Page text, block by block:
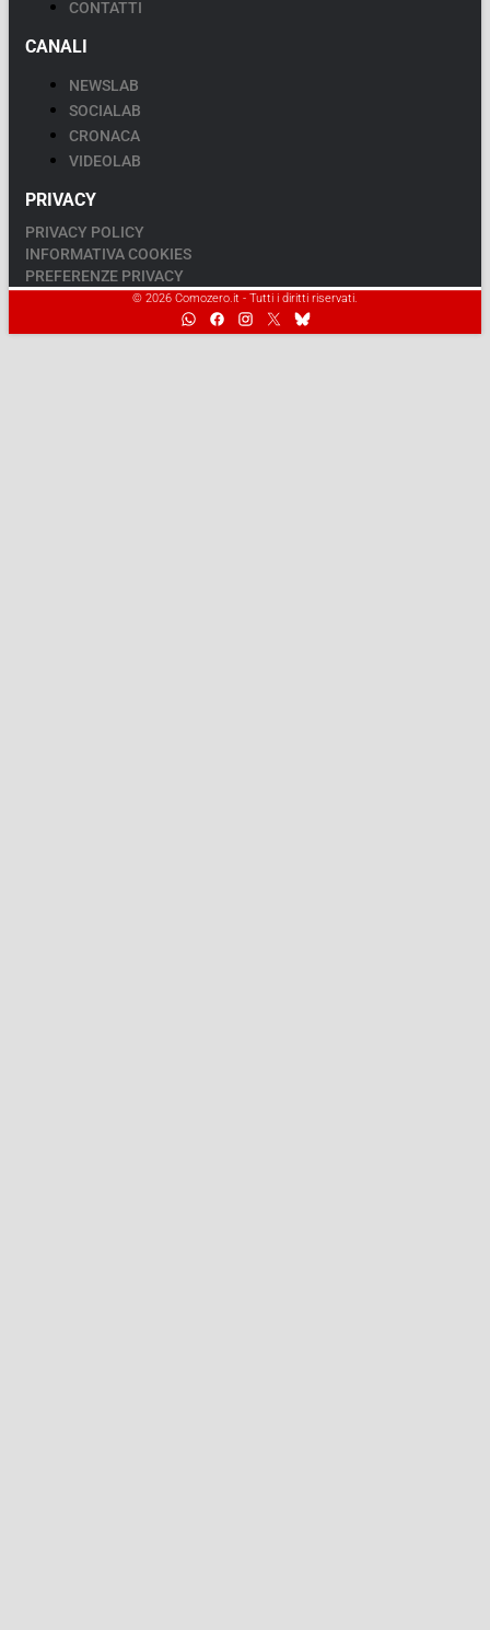
CONTATTI
CANALI
NEWSLAB
SOCIALAB
CRONACA
VIDEOLAB
PRIVACY
PRIVACY POLICY
INFORMATIVA COOKIES
PREFERENZE PRIVACY
© 2026 Comozero.it - Tutti i diritti riservati.